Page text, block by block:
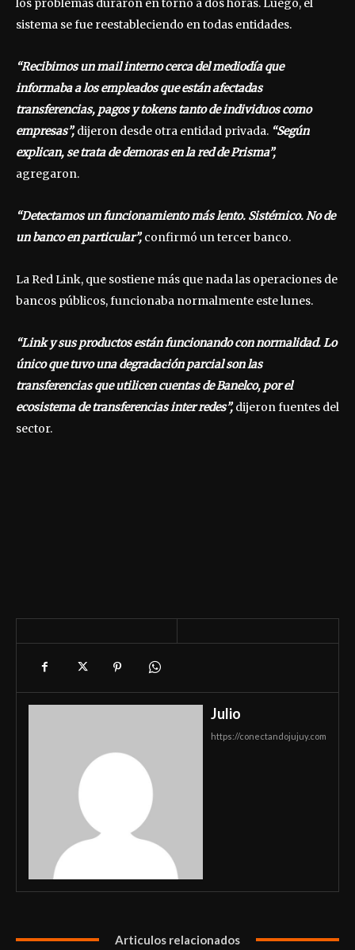
sistema se fue reestableciendo en todas entidades.
“Recibimos un mail interno cerca del mediodía que
informaba a los empleados que están afectadas
transferencias, pagos y tokens tanto de individuos como
empresas”,dijeron desde otra entidad privada. “Según
explican, se trata de demoras en la red de Prisma”,
agregaron.
“Detectamos un funcionamiento más lento. Sistémico. No de
un banco en particular”,confirmó un tercer banco.
La Red Link, que sostiene más que nada las operaciones de
bancos públicos, funcionaba normalmente este lunes.
“Link y sus productos están funcionando con normalidad. Lo
único que tuvo una degradación parcial son las
transferencias que utilicen cuentas de Banelco, por el
ecosistema de transferencias inter redes”,dijeron fuentes del
sector.
Julio
https://conectandojujuy.com
Articulos relacionados